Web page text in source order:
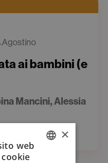
ai bambini (e
Mancini, Alessia
×
web